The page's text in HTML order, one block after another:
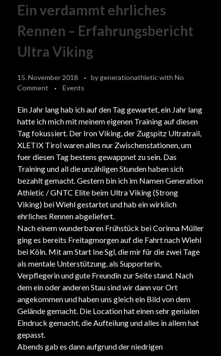
Ein verdammt ehrliches
Rennen – Erfahrungsbericht
Ultra Viking
15. November 2018 by generationathleticwith No
Comment
Events
Ein Jahr lang hab ich auf den Tag gewartet, ein Jahr lang
hatte ich mich mit meinem eigenen Training auf diesen
Tag fokussiert. Der Iron Viking, der Zugspitz Ultratrail,
XLETIX Tirol waren alles nur Zwischenstationen, um
fuer diesen Tag bestens gewappnet zu sein. Das
Training und all die unzähligen Stunden haben sich
bezahlt gemacht. Gestern bin ich im NamenGeneration
Athletic /GNTC Elite beim Ultra Viking(Strong
Viking) bei Wiehl gestartet und hab ein wirklich
ehrliches Rennen abgeliefert.
Nach einem wunderbaren Frühstück beiCorinna Müller
ging es bereits Freitagmorgen auf die Fahrt nach Wiehl
bei Köln. Mit am Start Ine Sgl, die mir für die zwei Tage
als mentale Unterstützung, als Supporterin,
Verpflegerin und gute Freundin zur Seite stand. Nach
dem ein oder anderen Stau sind wir dann vor Ort
angekommen und haben uns gleich ein Bild von dem
Gelände gemacht. Die Location hat einen sehr genialen
Eindruck gemacht, die Aufteilung und alles in allem hat
gepasst.
Abends gab es dann aufgrund der niedrigen